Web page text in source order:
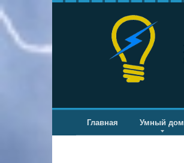
Перейти
к
контенту
Главная Умный дом